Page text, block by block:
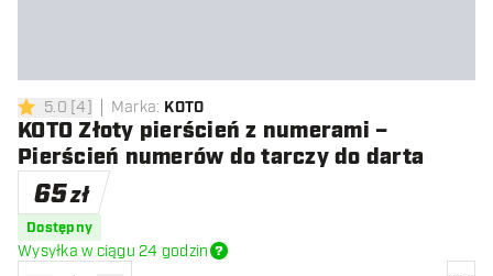
5 gwiazdki oceny
5.0 [4] Marka: KOTO
KOTO Złoty pierścień z numerami –
Pierścień numerów do tarczy do darta
65zł
Dostępny
Wysyłka w ciągu 24 godzin